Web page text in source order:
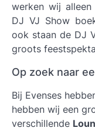
werken wij
DJ VJ Show
ook staan de DJ
groots
Op zoek naar
Bij Evenses
hebben wij een
verschillende